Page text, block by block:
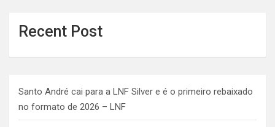
Recent Post
Santo André cai para a LNF Silver e é o primeiro rebaixado
no formato de 2026 – LNF